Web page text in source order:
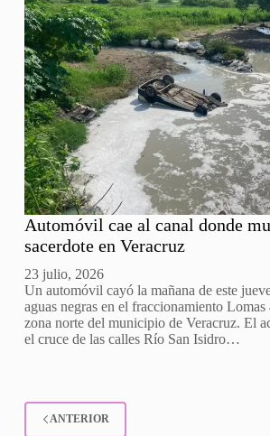
Automóvil cae al canal donde
sacerdote en Veracruz
23 julio, 2026
Un automóvil cayó la mañana de este
aguas negras en el fraccionamiento
zona norte del municipio de Veracruz. El
el cruce de las calles Río San Isidro…
ANTERIOR